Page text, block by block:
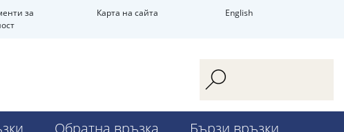
за
Карта на сайта English